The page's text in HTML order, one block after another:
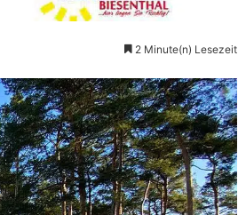
2 Minute(n) Lesezeit